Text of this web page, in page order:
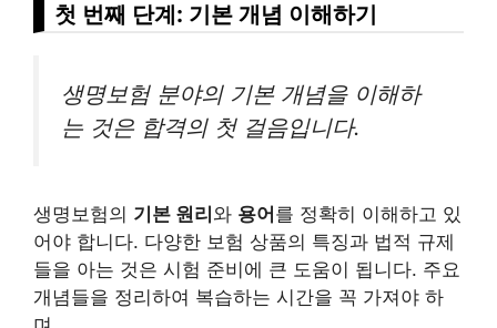
첫 번째 단계: 기본 개념 이해하기
생명보험 분야의 기본 개념을 이해하
는 것은 합격의 첫 걸음입니다.
생명보험의 기본 원리와 용어를 정확히 이해하고 있
어야 합니다. 다양한 보험 상품의 특징과 법적 규제
들을 아는 것은 시험 준비에 큰 도움이 됩니다. 주요
개념들을 정리하여 복습하는 시간을 꼭 가져야 하